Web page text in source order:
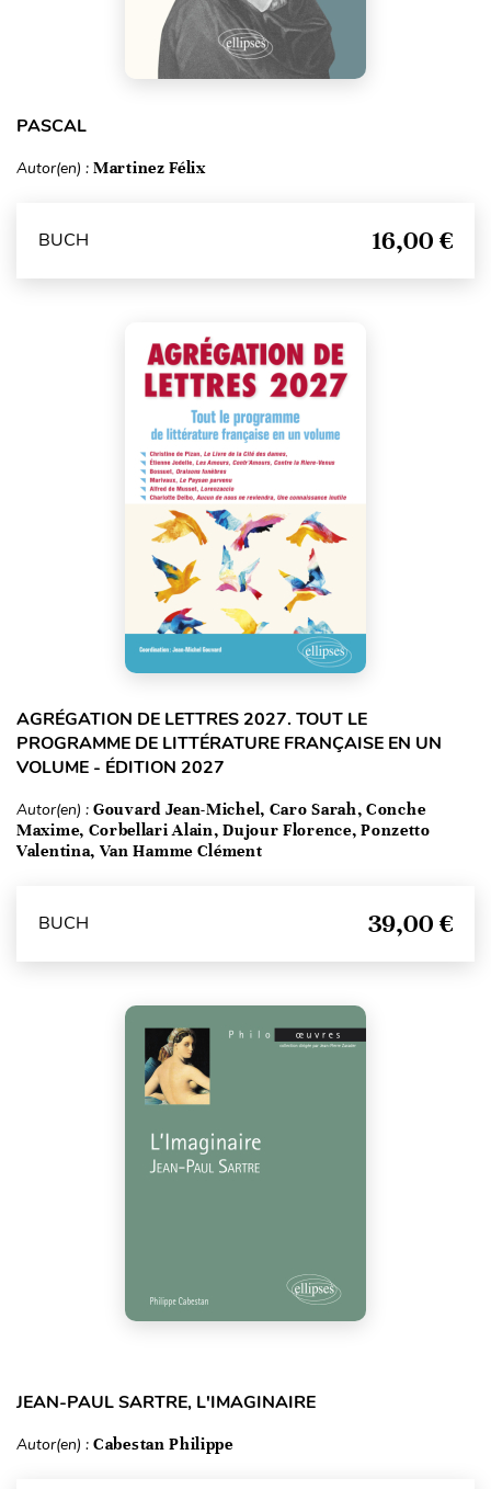
PASCAL
Autor(en) : Martinez Félix
BUCH 16,00 €
AGRÉGATION DE LETTRES 2027. TOUT LE
PROGRAMME DE LITTÉRATURE FRANÇAISE EN UN
VOLUME - ÉDITION 2027
Autor(en) : Gouvard Jean-Michel, Caro Sarah, Conche
Maxime, Corbellari Alain, Dujour Florence, Ponzetto
Valentina, Van Hamme Clément
BUCH 39,00 €
JEAN-PAUL SARTRE, L'IMAGINAIRE
Autor(en) : Cabestan Philippe